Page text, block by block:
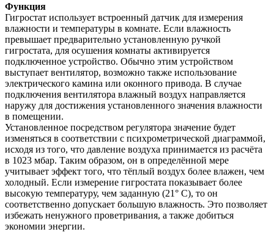
Функция
Гигростат использует встроенный датчик для измерения
влажности и температуры в комнате. Если влажность
превышает предварительно установленную ручкой
гигростата, для осушения комнаты активируется
подключенное устройство. Обычно этим устройством
выступает вентилятор, возможно также использование
электрического камина или оконного привода. В случае
подключения вентилятора влажный воздух направляется
наружу для достижения установленного значения влажности
в помещении.
Установленное посредством регулятора значение будет
изменяться в соответствии с психрометрической диаграммой,
исходя из того, что давление воздуха принимается из расчёта
в 1023 мбар. Таким образом, он в определённой мере
учитывает эффект того, что тёплый воздух более влажен, чем
холодный. Если измерение гигростата показывает более
высокую температуру, чем заданную (21° С), то он
соответственно допускает большую влажность. Это позволяет
избежать ненужного проветривания, а также добиться
экономии энергии.